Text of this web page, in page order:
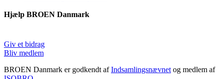
Hjælp BROEN Danmark
Giv et bidrag
Bliv medlem
BROEN Danmark er godkendt afIndsamlingsnævnetog medlem af